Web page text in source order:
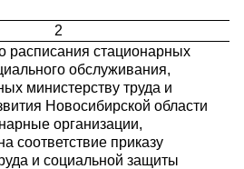
2
расписания стационарных
обслуживания,
министерству труда и
Новосибирской области
организации,
соответствие приказу
и социальной защиты